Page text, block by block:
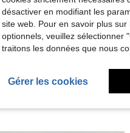
3,78€
désactiver en modifiant les
site web. Pour en savoir plus
optionnels, veuillez sélectionner
traitons les données que nous
Gérer les cookies